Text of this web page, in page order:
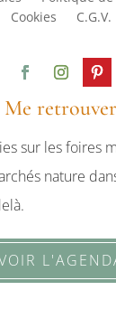
Cookies
C.G.V.
Me retrouver
sur les foires
nature